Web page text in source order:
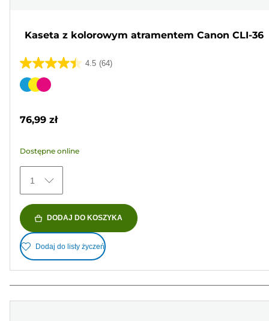
Kaseta z kolorowym atramentem Canon CLI-36
4.5 (64)
4.5
na
64
Wkład
76,99 zł
Dostępne online
1
DODAJ DO KOSZYKA
Dodaj do listy życzeń